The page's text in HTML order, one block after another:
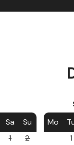
Sa
Su
1
2
Mo
1